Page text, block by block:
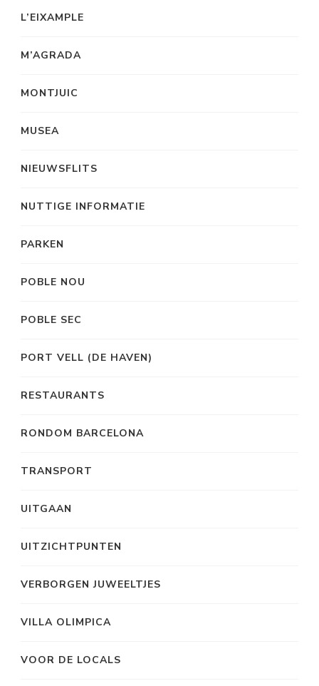
L’EIXAMPLE
M’AGRADA
MONTJUIC
MUSEA
NIEUWSFLITS
NUTTIGE INFORMATIE
PARKEN
POBLE NOU
POBLE SEC
PORT VELL (DE HAVEN)
RESTAURANTS
RONDOM BARCELONA
TRANSPORT
UITGAAN
UITZICHTPUNTEN
VERBORGEN JUWEELTJES
VILLA OLIMPICA
VOOR DE LOCALS